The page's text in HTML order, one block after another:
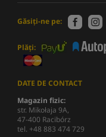
Găsiți-ne pe:
Plăți:
DATE DE CONTACT
Magazin fizic:
str. Mikołaja 9A,
47-400 Racibórz
tel. +48 883 474 729